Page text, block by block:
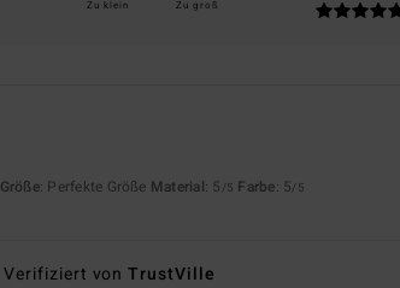
Zu klein Zu groß
Größe: Perfekte Größe Material: 5 /5 Farbe: 5/5
Verifiziert vonTrustVille